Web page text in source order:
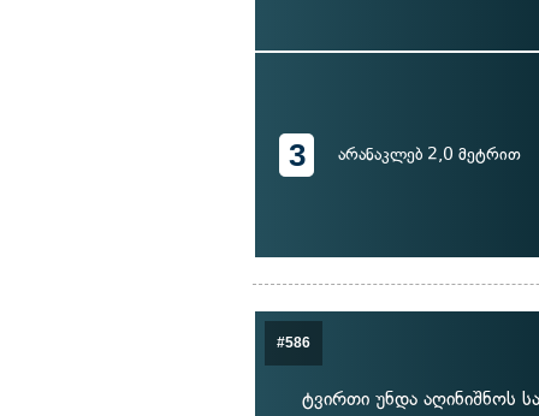
3 არანაკლებ 2,0 მეტრით
#586
ტვირთი უნდა აღინიშნოს